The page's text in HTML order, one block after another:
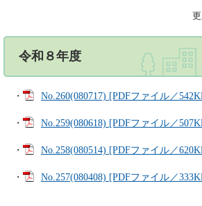
令和８年度
・ No.260(080717) [PDFファイル／
・ No.259(080618) [PDFファイル／
・ No.258(080514) [PDFファイル／
・ No.257(080408) [PDFファイル／